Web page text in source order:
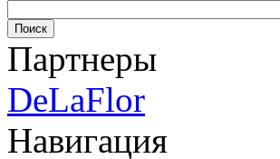
Партнеры
DeLaFlor
Навигация